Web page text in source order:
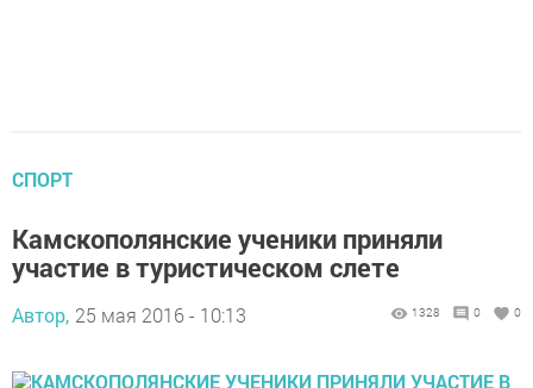
СПОРТ
Камскополянские ученики приняли
участие в туристическом слете
Автор, 25 мая 2016 - 10:13 1328 0 0